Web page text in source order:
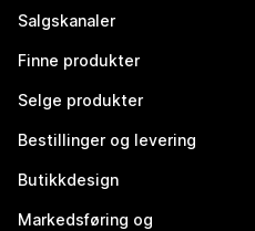
Salgskanaler
Finne produkter
Selge produkter
Bestillinger og levering
Butikkdesign
Markedsføring og